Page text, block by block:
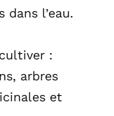
l’eau.
:
arbres
et